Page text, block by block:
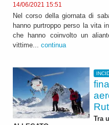
14/06/2021 15:51
Nel corso della giornata di
hanno purtroppo perso la vita
che hanno coinvolto un
vittime... continua
Tra